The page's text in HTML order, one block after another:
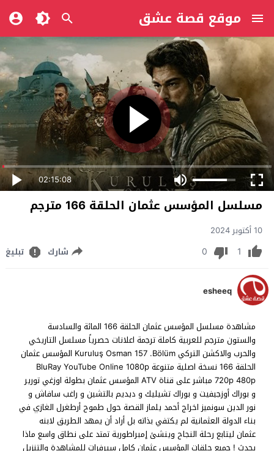
موقع قصة عشق
02:15:08
مسلسل المؤسس عثمان الحلقة 166 مترجم
10 أكتوبر 2024
1
0 شارك تبليغ
esheeq
مشاهدة مسلسل المؤسس عثمان الحلقة 166 المائة والسادسة
والستون مترجم للعربية كاملة ترجمة اعلانات حصرياً مسلسل التاريخي
والحرب والاكشن التركي Kuruluş Osman 157 .Bölüm المؤسس عثمان
الحلقة 166 نسخة اصلية متنوعة BluRay YouTube Online 1080p
720p 480p مباشر على قناة ATV المؤسس عثمان بطولة اوزغي تورير
و بوراك أوزجيفيت و بوراك تشيليك و ديديم بالتشين و راغب سافاش و
نور الدين سونميز اخراج أحمد يلماز القصة حول طموح أرطغرل الغازي في
بناء الدولة العثمانية لم يكتفي بذاته بل أراد أن يمهد الطريق لابنه
عثمان ليتابع رحلة النجاح وينشئ إمبراطورية تمتد على نطاق واسع ماذا
يحدث ! جميع حلقات المؤسس عثمان كامل سيرفرات للمشاهدة والتنزيل